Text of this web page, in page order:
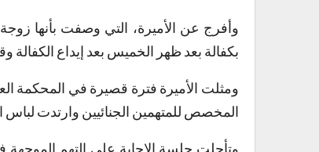
وأفرج عن الأميرة، التي وصفت بأنها
بكفالة بعد ظهر الخميس بعد إيداع الكفالة وقيمتها 5
ومثلت الأميرة فترة قصيرة في المحكمة
المخصص للمتهمين الجنائيين وارتدت